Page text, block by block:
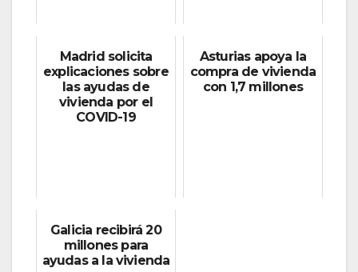
Madrid solicita
explicaciones sobre
las ayudas de
vivienda por el
COVID-19
Asturias apoya la
compra de vivienda
con 1,7 millones
Galicia recibirá 20
millones para
ayudas a la vivienda